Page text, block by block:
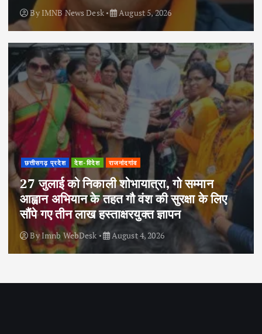
By IMNB News Desk August 5, 2026
छत्तीसगढ़ प्रदेश देश-विदेश राजनांदगांव
27 जुलाई को निकाली शोभायात्रा, गो सम्मान
आह्वान अभियान के तहत गौ वंश की सुरक्षा के लिए
सौंपे गए तीन लाख हस्ताक्षरयुक्त ज्ञापन
ByImnb WebDesk August 4, 2026